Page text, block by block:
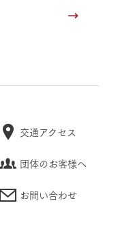
交通アクセス
団体のお客様へ
お問い合わせ